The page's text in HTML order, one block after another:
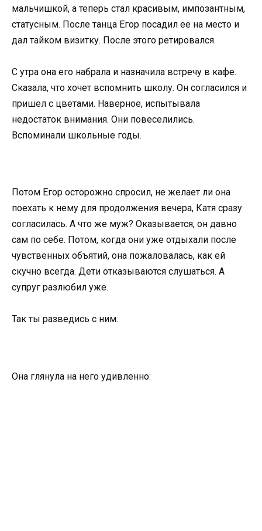
мальчишкой, а теперь стал красивым, импозантным,
статусным. После танца Егор посадил ее на место и
дал тайком визитку. После этого ретировался.
С утра она его набрала и назначила встречу в кафе.
Сказала, что хочет вспомнить школу. Он согласился и
пришел с цветами. Наверное, испытывала
недостаток внимания. Они повеселились.
Вспоминали школьные годы.
Потом Егор осторожно спросил, не желает ли она
поехать к нему для продолжения вечера, Катя сразу
согласилась. А что же муж? Оказывается, он давно
сам по себе. Потом, когда они уже отдыхали после
чувственных объятий, она пожаловалась, как ей
скучно всегда. Дети отказываются слушаться. А
супруг разлюбил уже.
Так ты разведись с ним.
Она глянула на него удивленно: